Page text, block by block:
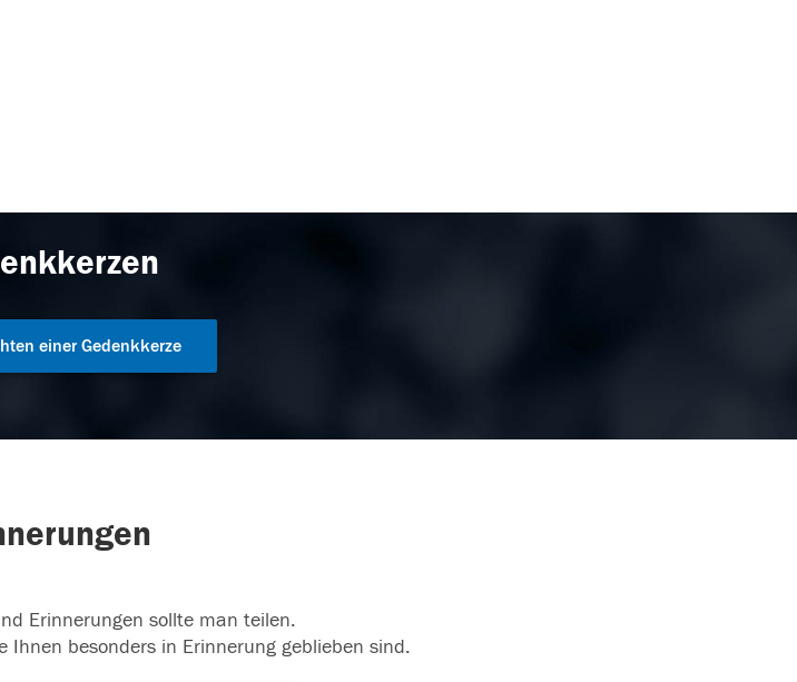
einer Gedenkkerze
Erinnerungen sollte man teilen.
Ihnen besonders in Erinnerung geblieben sind.